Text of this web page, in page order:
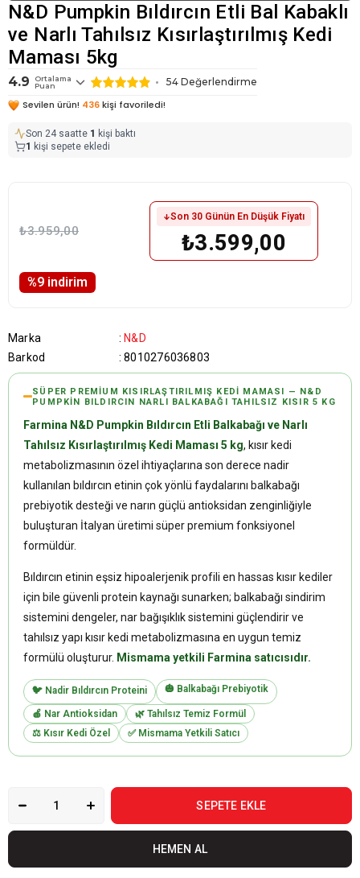
N&D Pumpkin Bıldırcın Etli Bal Kabaklı
ve Narlı Tahılsız Kısırlaştırılmış Kedi
Maması 5kg
4.9
Ortalama
Puan
54 Değerlendirme
Sevilen ürün! 436kişi favoriledi!
Son 24 saatte 1 kişi baktı
1 kişi sepete ekledi
%9 i̇ndirim
₺3.959,00
Son 30 Günün En Düşük Fiyatı
₺3.599,00
Marka : N&D
Barkod
: 8010276036803
SÜPER PREMIUM KISIRLAŞTIRILMIŞ KEDI MAMASI — N&D
PUMPKIN BILDIRCIN NARLI BALKABAĞI TAHILSIZ KISIR 5 KG
Farmina N&D Pumpkin Bıldırcın Etli Balkabağı ve Narlı
Tahılsız Kısırlaştırılmış Kedi Maması 5 kg, kısır kedi
metabolizmasının özel ihtiyaçlarına son derece nadir
kullanılan bıldırcın etinin çok yönlü faydalarını balkabağı
prebiyotik desteği ve narın güçlü antioksidan zenginliğiyle
buluşturan İtalyan üretimi süper premium fonksiyonel
formüldür.
Bıldırcın etinin eşsiz hipoalerjenik profili en hassas kısır kediler
için bile güvenli protein kaynağı sunarken; balkabağı sindirim
sistemini dengeler, nar bağışıklık sistemini güçlendirir ve
tahılsız yapı kısır kedi metabolizmasına en uygun temiz
formülü oluşturur. Mismama yetkili Farmina satıcısıdır.
🐦 Nadir Bıldırcın Proteini 🎃 Balkabağı Prebiyotik
🍎 Nar Antioksidan
🌿 Tahılsız Temiz Formül
⚖️ Kısır Kedi Özel
✅ Mismama Yetkili Satıcı